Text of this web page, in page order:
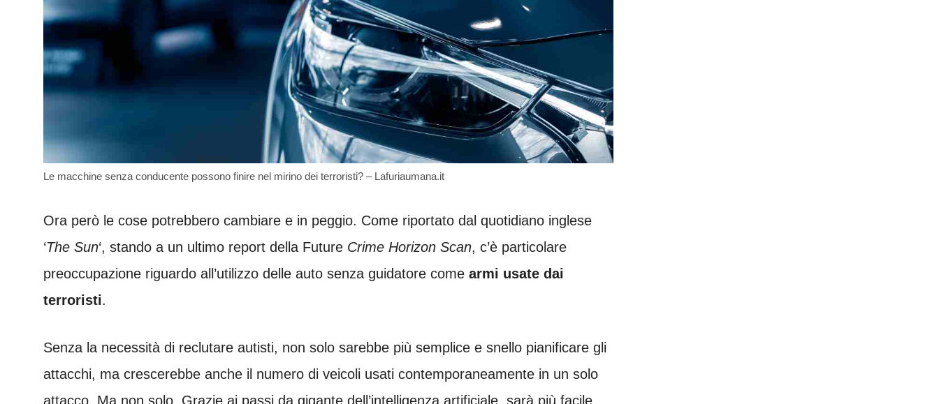
Le macchine senza conducente possono finire nel mirino dei terroristi? – Lafuriaumana.it
Ora però le cose potrebbero cambiare e in peggio. Come riportato dal quotidiano inglese
‘The Sun‘, stando a un ultimo report della Future Crime Horizon Scan, c’è particolare
preoccupazione riguardo all’utilizzo delle auto senza guidatore come armi usate dai
terroristi.
Senza la necessità di reclutare autisti, non solo sarebbe più semplice e snello pianificare gli
attacchi, ma crescerebbe anche il numero di veicoli usati contemporaneamente in un solo
attacco. Ma non solo. Grazie ai passi da gigante dell’intelligenza artificiale, sarà più facile